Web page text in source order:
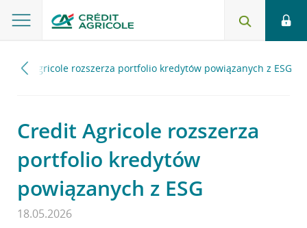
Credit Agricole rozszerza portfolio kredytów powiązanych z ESG
Credit Agricole rozszerza
portfolio kredytów
powiązanych z ESG
18.05.2026